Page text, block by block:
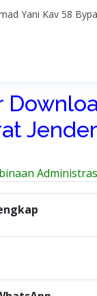
Yani Kav 58